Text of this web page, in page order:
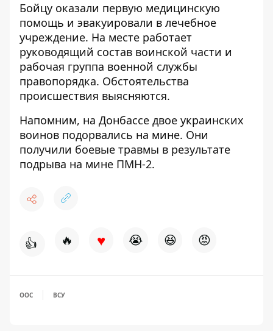
Бойцу оказали первую медицинскую
помощь и эвакуировали в лечебное
учреждение. На месте работает
руководящий состав воинской части и
рабочая группа военной службы
правопорядка. Обстоятельства
происшествия выясняются.
Напомним, на Донбассе двое украинских
воинов подорвались на мине. Они
получили боевые травмы в результате
подрыва на мине ПМН-2.
👍 🔥 ♥ 😭 😆 😡
ООС ВСУ